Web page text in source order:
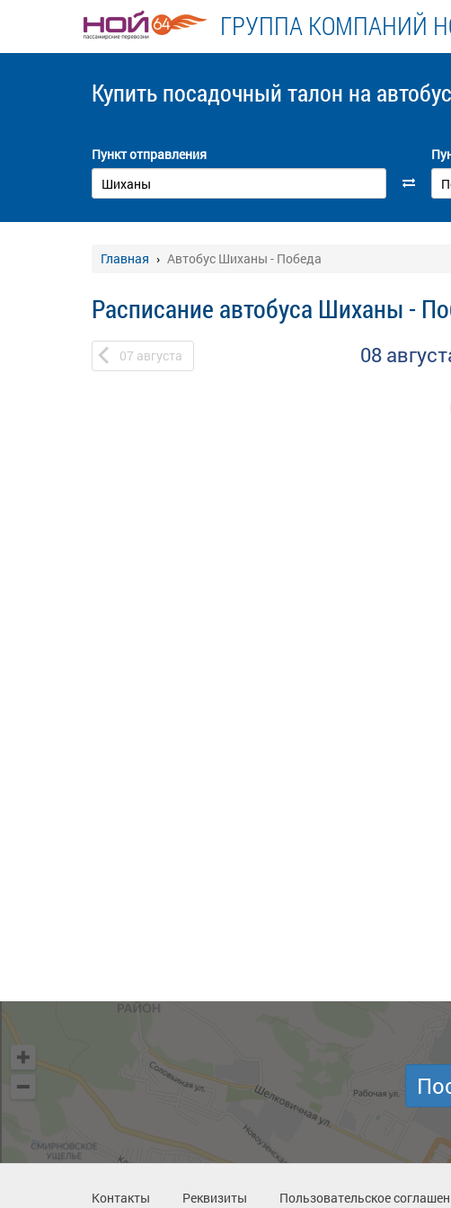
ГРУППА КОМПАНИЙ
Купить посадочный талон на автобус
Пункт отправления
Главная Автобус Шиханы - Победа
Расписание автобуса Шиханы -
07 августа 08
Контакты Реквизиты Пользовательское